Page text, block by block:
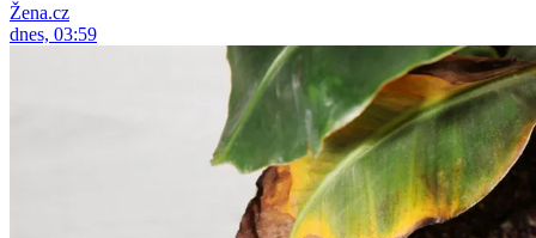
Žena.cz
dnes, 03:59